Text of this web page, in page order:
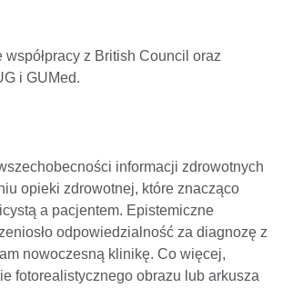
z British Council oraz
i GUMed.
informacji zdrowotnych
opieki zdrowotnej, które znacząco
a pacjentem. Epistemiczne
odpowiedzialność za diagnozę z
nowoczesną klinikę. Co więcej,
fotorealistycznego obrazu lub arkusza